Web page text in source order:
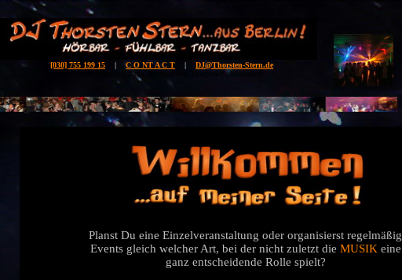
[030] 755 199 15 | C O NT A C T |
DJ@Thorsten-Stern.de
DJ, Berlin, mobil, Party, Event, Feier, Discjockey, Moderator
Planst Du eine Einzelveranstaltung oder organisierst regelmäßig
Events gleich welcher Art, bei der nicht zuletzt die MUSIK eine
ganz entscheidende Rolle spielt?